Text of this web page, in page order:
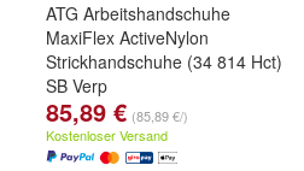
ATG Arbeitshandschuhe
MaxiFlex ActiveNylon
Strickhandschuhe (34 814 Hct)
SB Verp
85,89 € (85,89 €/)
Kostenloser Versand